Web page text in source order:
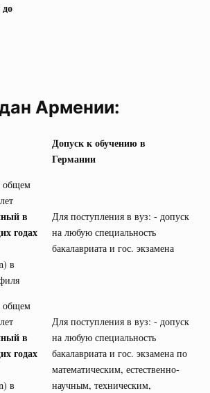
Армении:
Допуск к обучению в
Германии
общем
в
годах
в
Для поступления в вуз: - допуск
на любую специальность
бакалавриата и гос. экзамена
общем
в
годах
в
Для поступления в вуз: - допуск
на любую специальность
бакалавриата и гос. экзамена по
математическим, естественно-
научным, техническим,